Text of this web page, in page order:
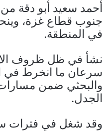
أحمد سعيد أبو دقة من
جنوب قطاع غزة،
في المنطقة.
نشأ في ظل ظروف
سرعان ما انخرط في
والبحثي ضمن
الجدل.
وقد شغل في فترات